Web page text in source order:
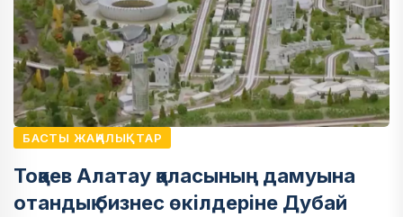
БАСТЫ ЖАҢАЛЫҚТАР
Тоқаев Алатау қаласының дамуына
отандық бизнес өкілдеріне Дубай